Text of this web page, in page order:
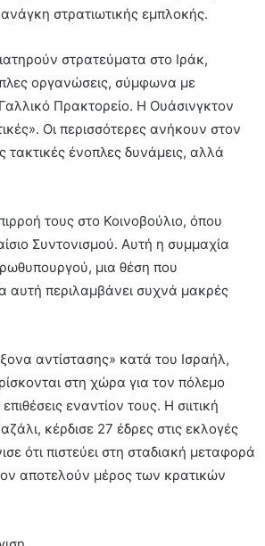
στρατιωτικής εμπλοκής.
στρατεύματα στο Ιράκ,
οργανώσεις, σύμφωνα με
Πρακτορείο. Η Ουάσινγκτον
Οι περισσότερες ανήκουν στον
τακτικές ένοπλες δυνάμεις, αλλά
τους στο Κοινοβούλιο, όπου
Συντονισμού. Αυτή η συμμαχία
μια θέση που
αυτή περιλαμβάνει συχνά μακρές
αντίστασης» κατά του Ισραήλ,
στη χώρα για τον πόλεμο
εναντίον τους. Η σιιτική
κέρδισε 27 έδρες στις εκλογές
ότι πιστεύει στη σταδιακή μεταφορά
αποτελούν μέρος των κρατικών